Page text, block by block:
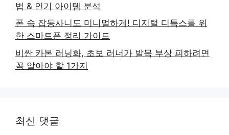
법 & 인기 아이템 분석
폰 속 잡동사니도 미니멀하게! 디지털 디톡스를 위
한 스마트폰 정리 가이드
비싼 카본 러닝화, 초보 러너가 발목 부상 피하려면
꼭 알아야 할 1가지
최신 댓글